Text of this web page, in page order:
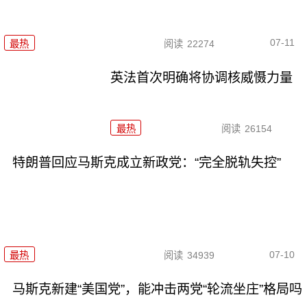
最热 阅读 22274 07-11
英法首次明确将协调核威慑力量
最热 阅读 26154
特朗普回应马斯克成立新政党：“完全脱轨失控”
最热 阅读 34939 07-10
马斯克新建“美国党”，能冲击两党“轮流坐庄”格局吗